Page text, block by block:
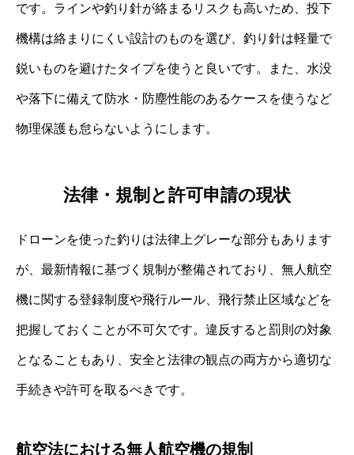
です。ラインや釣り針が絡まるリスクも高いため、投下
機構は絡まりにくい設計のものを選び、釣り針は軽量で
鋭いものを避けたタイプを使うと良いです。また、水没
や落下に備えて防水・防塵性能のあるケースを使うなど
物理保護も怠らないようにします。
法律・規制と許可申請の現状
ドローンを使った釣りは法律上グレーな部分もあります
が、最新情報に基づく規制が整備されており、無人航空
機に関する登録制度や飛行ルール、飛行禁止区域などを
把握しておくことが不可欠です。違反すると罰則の対象
となることもあり、安全と法律の観点の両方から適切な
手続きや許可を取るべきです。
航空法における無人航空機の規制